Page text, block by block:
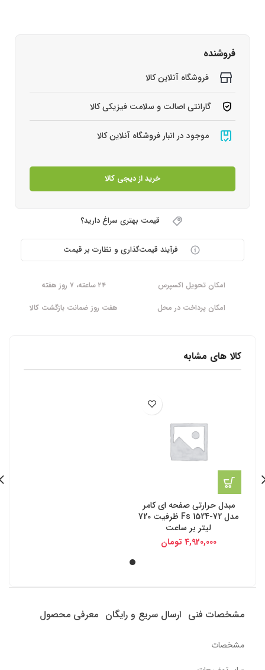
فروشنده
فروشگاه آنلاین کالا
گارانتی اصالت و سلامت فیزیکی کالا
موجود در انبار فروشگاه آنلاین کالا
خرید از دیجی کالا
قیمت بهتری سراغ دارید؟
فرآیند قیمت‌گذاری و نظارت بر قیمت
امکان تحویل اکسپرس
۲۴ ساعته، ۷ روز هفته
امکان پرداخت در محل
هفت روز ضمانت بازگشت کالا
کالا های مشابه
مبدل حرارتی صفحه ای کامر
مدل Fs 1524-72 ظرفیت 720
لیتر بر ساعت
4,920,000 تومان
مشخصات فنی ارسال سریع و رایگان معرفی محصول
مشخصات